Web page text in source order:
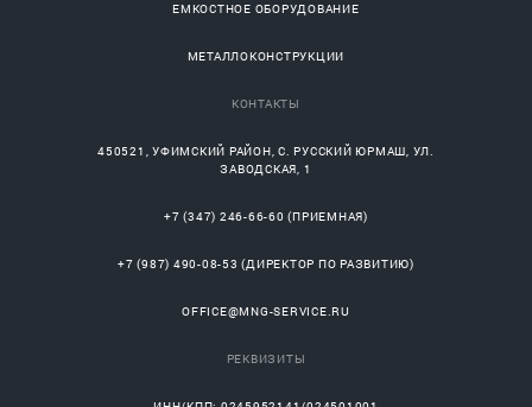
ЕМКОСТНОЕ ОБОРУДОВАНИЕ
МЕТАЛЛОКОНСТРУКЦИИ
КОНТАКТЫ
450521 ,УФИМСКИЙ РАЙОН, С.РУССКИЙ ЮРМАШ, УЛ.
ЗАВОДСКАЯ, 1
+7 (347) 246-66-60 (ПРИЕМНАЯ)
+7 (987) 490-08-53 (ДИРЕКТОР ПО РАЗВИТИЮ)
OFFICE@MNG-SERVICE.RU
РЕКВИЗИТЫ